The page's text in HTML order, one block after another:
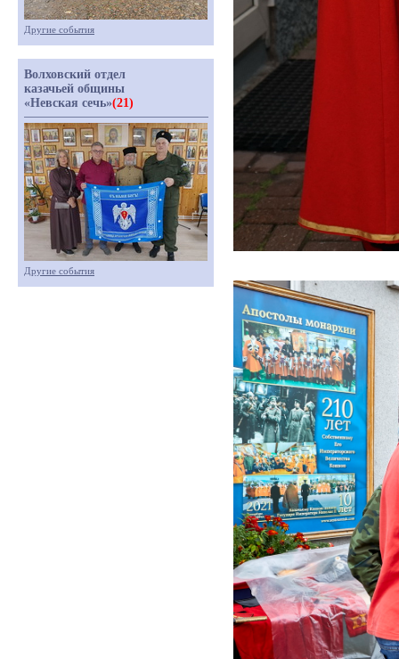
Другие события
Волховский отдел
казачьей общины
«Невская сечь»(21)
Другие события